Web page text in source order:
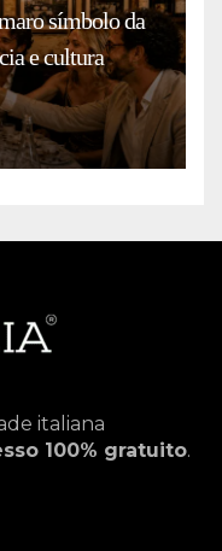
símbolo da
e cultura
italiana
100% gratuito.